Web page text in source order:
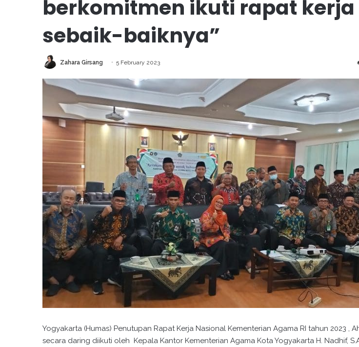
berkomitmen ikuti rapat kerja
sebaik-baiknya”
Zahara Girsang 5 February 2023
Yogyakarta (Humas) Penutupan Rapat Kerja Nasional Kementerian Agama RI tahun 2023 ,
secara daring diikuti oleh Kepala Kantor Kementerian Agama Kota Yogyakarta H. Nadhif,